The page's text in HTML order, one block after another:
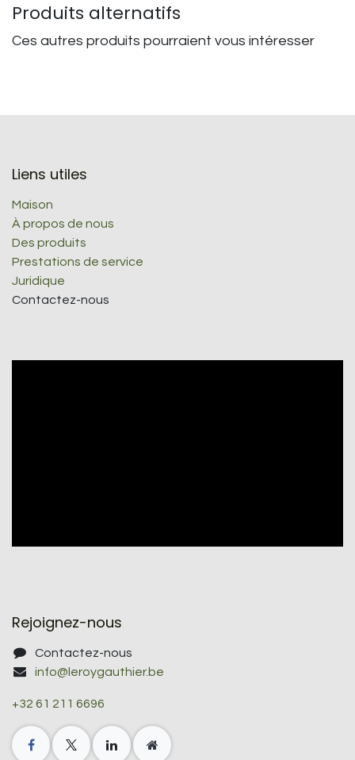
Produits alternatifs
Ces autres produits pourraient vous intéresser
Liens utiles
Maison
À propos de nous
Des produits
Prestations de service
Juridique
Contactez-nous
Rejoignez-nous
Contactez-nous
info@leroygauthier.be
+32 61 211 6696